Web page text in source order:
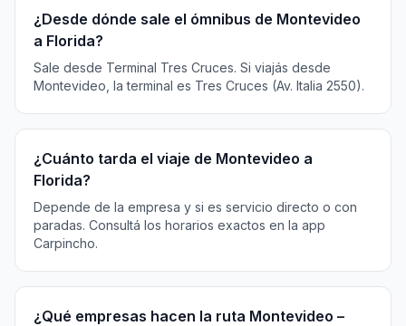
¿Desde dónde sale el ómnibus de Montevideo
a Florida?
Sale desde Terminal Tres Cruces. Si viajás desde
Montevideo, la terminal es Tres Cruces (Av. Italia 2550).
¿Cuánto tarda el viaje de Montevideo a
Florida?
Depende de la empresa y si es servicio directo o con
paradas. Consultá los horarios exactos en la app
Carpincho.
¿Qué empresas hacen la ruta Montevideo –